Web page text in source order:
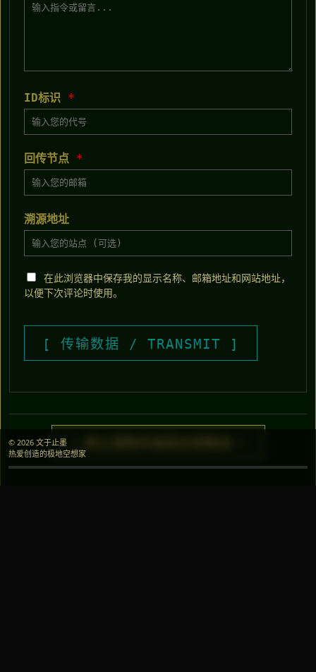
ID标识 *
回传节点 *
溯源地址
在此浏览器中保存我的显示名称、邮箱地址和网站地址，
以便下次评论时使用。
© 2026 文于止墨
热爱创造的极地空想家